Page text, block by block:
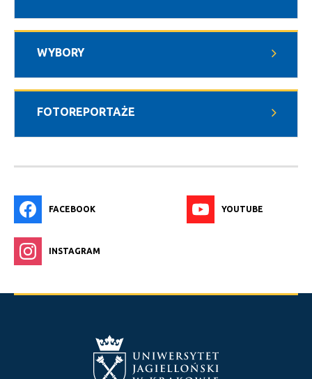
WYBORY
FOTOREPORTAŻE
FACEBOOK YOUTUBE
INSTAGRAM